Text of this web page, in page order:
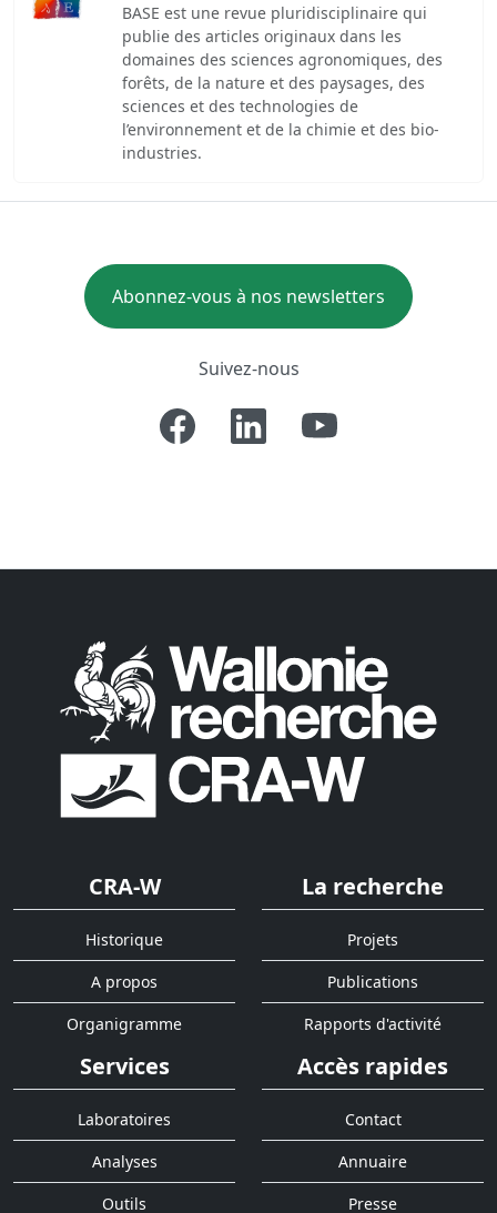
BASE est une revue pluridisciplinaire qui
publie des articles originaux dans les
domaines des sciences agronomiques, des
forêts, de la nature et des paysages, des
sciences et des technologies de
l’environnement et de la chimie et des bio-
industries.
Abonnez-vous à nos newsletters
Suivez-nous
CRA-W
Historique
A propos
Organigramme
La recherche
Projets
Publications
Rapports d'activité
Services
Laboratoires
Analyses
Outils
Accès rapides
Contact
Annuaire
Presse